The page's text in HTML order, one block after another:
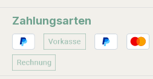
ausschließlich in Portugal
sie die am häufigsten
der Welt. Orangenbäume
Jahre alt werden. Es
Zahlungsarten